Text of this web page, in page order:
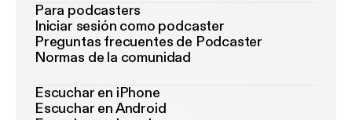
Para podcasters
Iniciar sesión como podcaster
Preguntas frecuentes de Podcaster
Normas de la comunidad
Escuchar en iPhone
Escuchar en Android